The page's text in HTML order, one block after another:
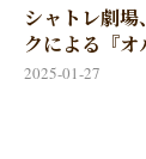
シャトレ劇場
クによる『オ
2025-01-27